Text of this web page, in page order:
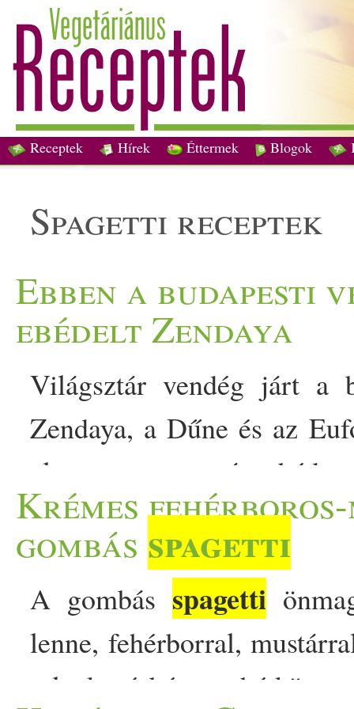
Receptek Hírek Éttermek Blogok
spagetti receptek
Ebben a budapesti
ebédelt Zendaya
Világsztár vendég járt a
Zendaya, a Dűne és az
el egy nyers vegán
cukkinispagettire esett a
hanem teljes mértékben
nyárban nemcsak a
étteremben is feltűnt. A…
étteremben ebédelt
Krémes
gombás spagetti
A gombás spagetti
lenne, fehérborral,
a legkevésbé sem